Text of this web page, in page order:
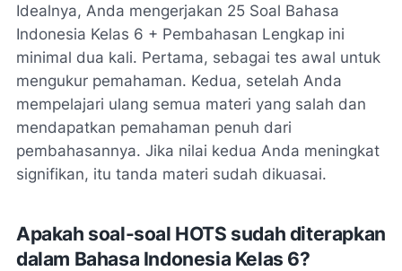
Idealnya, Anda mengerjakan 25 Soal Bahasa
Indonesia Kelas 6 + Pembahasan Lengkap ini
minimal dua kali. Pertama, sebagai tes awal untuk
mengukur pemahaman. Kedua, setelah Anda
mempelajari ulang semua materi yang salah dan
mendapatkan pemahaman penuh dari
pembahasannya. Jika nilai kedua Anda meningkat
signifikan, itu tanda materi sudah dikuasai.
Apakah soal-soal HOTS sudah diterapkan
dalam Bahasa Indonesia Kelas 6?